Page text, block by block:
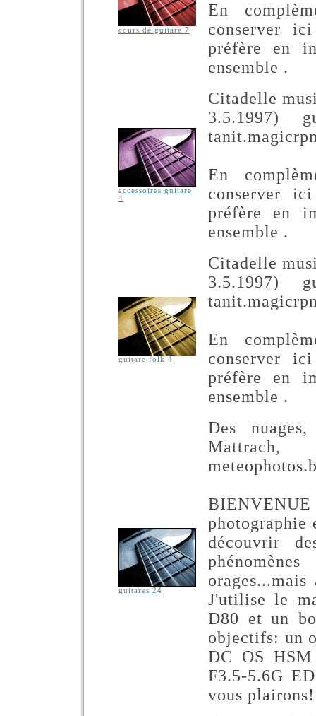
cours de guitare 7
En
conserver
préfère en
ensemble .
accessoires guitare
4
Citadelle
3.5.1997)
En
conserver
préfère en
ensemble .
guitare folk 4
Citadelle
3.5.1997)
En
conserver
préfère en
ensemble .
guitares 24
Des
photographie
découvrir
orages...mais
J'utilise le
D80 et un
objectifs: un
DC OS
F3.5-5.6G
vous